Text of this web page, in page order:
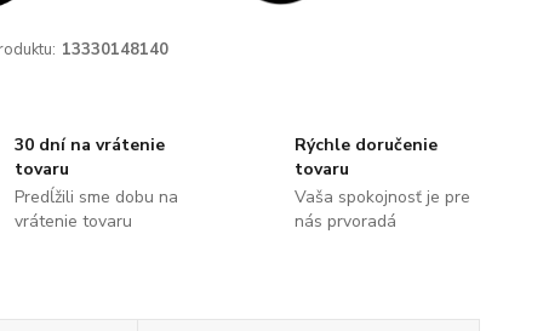
13330148140
30 dní na vrátenie
tovaru
Predĺžili sme dobu na
vrátenie tovaru
Rýchle doručenie
tovaru
Vaša spokojnosť je pre
nás prvoradá